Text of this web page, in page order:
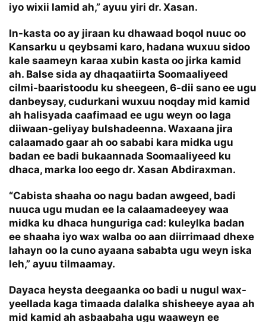
iyo wixii lamid ah,” ayuu yiri dr. Xasan.
In-kasta oo ay jiraan ku dhawaad boqol nuuc oo
Kansarku u qeybsami karo, hadana wuxuu sidoo
kale saameyn karaa xubin kasta oo jirka kamid
ah. Balse sida ay dhaqaatiirta Soomaaliyeed
cilmi-baaristoodu ku sheegeen, 6-dii sano ee ugu
danbeysay, cudurkani wuxuu noqday mid kamid
ah halisyada caafimaad ee ugu weyn oo laga
diiwaan-geliyay bulshadeenna. Waxaana jira
calaamado gaar ah oo sababi kara midka ugu
badan ee badi bukaannada Soomaaliyeed ku
dhaca, marka loo eego dr. Xasan Abdiraxman.
“Cabista shaaha oo nagu badan awgeed, badi
nuuca ugu mudan ee la calaamadeeyey waa
midka ku dhaca hunguriga cad: kuleylka badan
ee shaaha iyo wax walba oo aan diirrimaad dhexe
lahayn oo la cuno ayaana sababta ugu weyn iska
leh,” ayuu tilmaamay.
Dayaca heysta deegaanka oo badi u nugul wax-
yeellada kaga timaada dalalka shisheeye ayaa ah
mid kamid ah asbaabaha ugu waaweyn ee